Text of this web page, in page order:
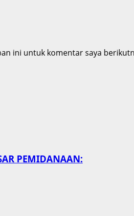
ini untuk komentar saya
PEMIDANAAN: